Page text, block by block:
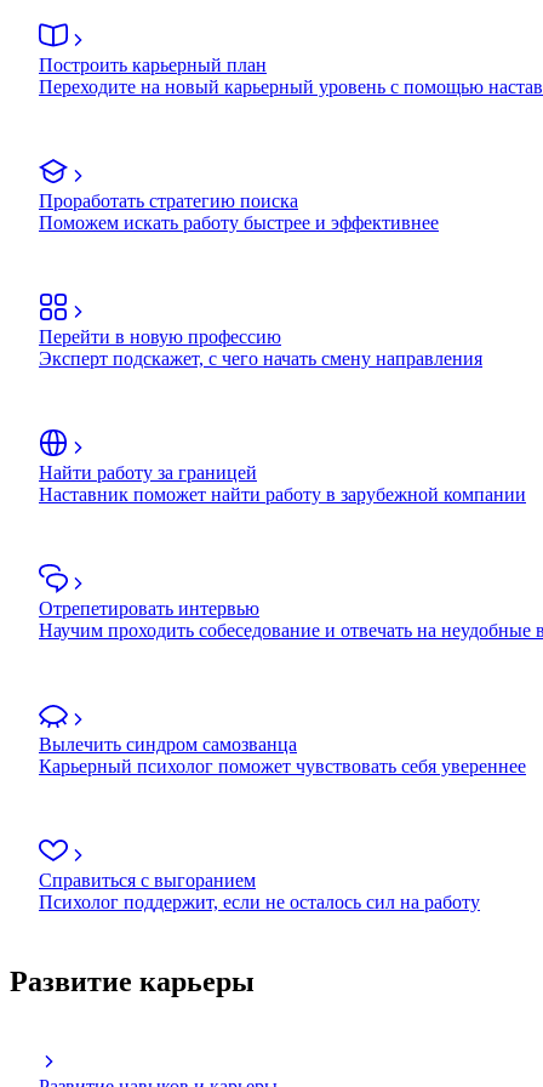
Построить карьерный план
Переходите на новый карьерный уровень с помощью
Проработать стратегию поиска
Поможем искать работу быстрее и эффективнее
Перейти в новую профессию
Эксперт подскажет, с чего начать смену направления
Найти работу за границей
Наставник поможет найти работу в зарубежной компании
Отрепетировать интервью
Научим проходить собеседование и отвечать на неудобные
Вылечить синдром самозванца
Карьерный психолог поможет чувствовать себя увереннее
Справиться с выгоранием
Психолог поддержит, если не осталось сил на работу
Развитие карьеры